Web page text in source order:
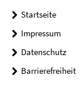
Startseite
Impressum
Datenschutz
Barrierefreiheit